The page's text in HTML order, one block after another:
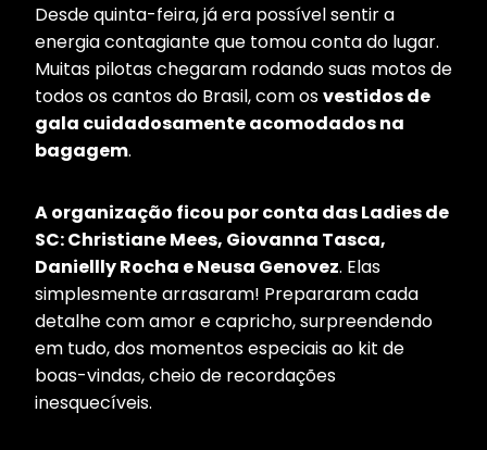
Desde quinta-feira, já era possível sentir a
energia contagiante que tomou conta do lugar.
Muitas pilotas chegaram rodando suas motos de
todos os cantos do Brasil, com osvestidos de
gala cuidadosamente acomodados na
bagagem.
A organização ficou por conta das Ladies de
SC: Christiane Mees, Giovanna Tasca,
Daniellly Rocha e Neusa Genovez. Elas
simplesmente arrasaram! Prepararam cada
detalhe com amor e capricho, surpreendendo
em tudo, dos momentos especiais ao kit de
boas-vindas, cheio de recordações
inesquecíveis.